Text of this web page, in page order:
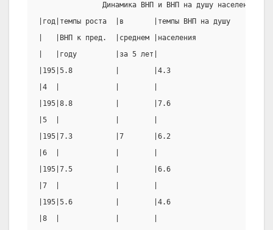
Динамика ВНП и ВНП на душу населения в
|год|темпы роста  |в       |темпы ВНП на душу       |в
|   |ВНП к пред.  |среднем |населения
|   |году         |за 5 лет|
|195|5.8          |        |4.3
|4  |             |        |                        |
|195|8.8          |        |7.6
|5  |             |        |                        |
|195|7.3          |7       |6.2
|6  |             |        |                        |
|195|7.5          |        |6.6
|7  |             |        |                        |
|195|5.6          |        |4.6
|8  |             |        |                        |